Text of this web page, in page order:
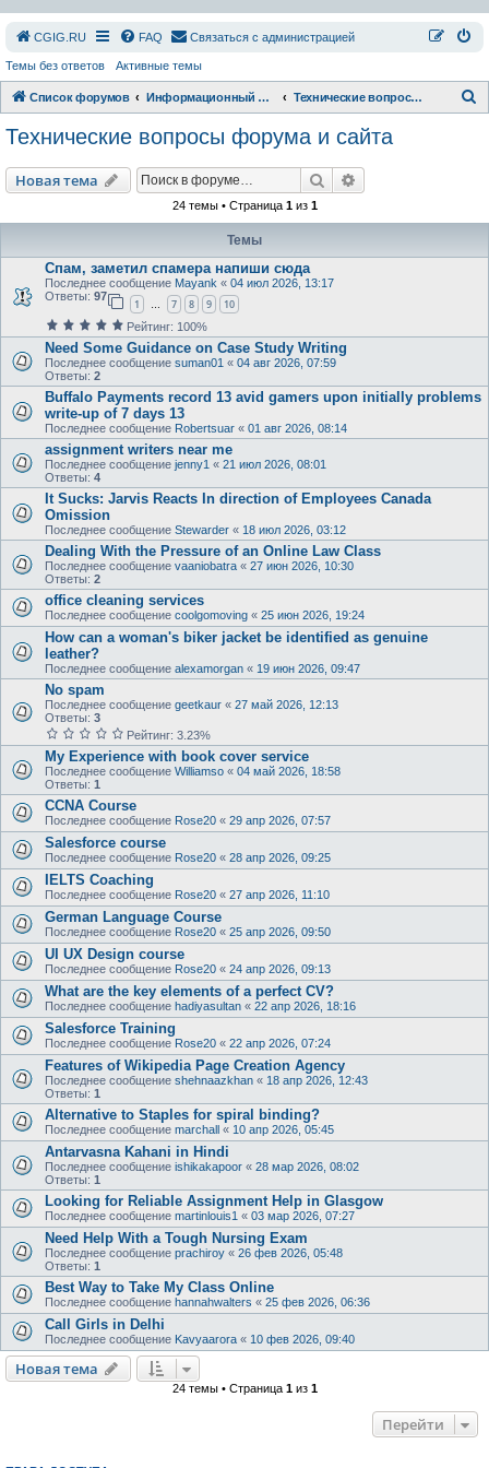
СGIG.RU FAQ Связаться с администрацией
Темы без ответов Активные темы
Список форумов Информационный раздел Технические вопросы форума и сайта
Технические вопросы форума и сайта
Новая тема Поиск
24 темы • Страница 1из 1
Темы
Спам, заметил спамера напиши сюда
Последнее сообщение Mayank « 04 июл 2026, 13:17
Ответы: 97
1 … 7 8 9 10
Рейтинг: 100%
Need Some Guidance on Case Study Writing
Последнее сообщение suman01 « 04 авг 2026, 07:59
Ответы: 2
Buffalo Payments record 13 avid gamers upon initially problems
write-up of 7 days 13
Последнее сообщение Robertsuar « 01 авг 2026, 08:14
assignment writers near me
Последнее сообщение jenny1 « 21 июл 2026, 08:01
Ответы: 4
It Sucks: Jarvis Reacts In direction of Employees Canada
Omission
Последнее сообщение Stewarder « 18 июл 2026, 03:12
Dealing With the Pressure of an Online Law Class
Последнее сообщение vaaniobatra « 27 июн 2026, 10:30
Ответы: 2
office cleaning services
Последнее сообщение coolgomoving « 25 июн 2026, 19:24
How can a woman's biker jacket be identified as genuine
leather?
Последнее сообщение alexamorgan « 19 июн 2026, 09:47
No spam
Последнее сообщение geetkaur « 27 май 2026, 12:13
Ответы: 3
Рейтинг: 3.23%
My Experience with book cover service
Последнее сообщение Williamso « 04 май 2026, 18:58
Ответы: 1
CCNA Course
Последнее сообщение Rose20 « 29 апр 2026, 07:57
Salesforce course
Последнее сообщение Rose20 « 28 апр 2026, 09:25
IELTS Coaching
Последнее сообщение Rose20 « 27 апр 2026, 11:10
German Language Course
Последнее сообщение Rose20 « 25 апр 2026, 09:50
UI UX Design course
Последнее сообщение Rose20 « 24 апр 2026, 09:13
What are the key elements of a perfect CV?
Последнее сообщение hadiyasultan « 22 апр 2026, 18:16
Salesforce Training
Последнее сообщение Rose20 « 22 апр 2026, 07:24
Features of Wikipedia Page Creation Agency
Последнее сообщение shehnaazkhan « 18 апр 2026, 12:43
Ответы: 1
Alternative to Staples for spiral binding?
Последнее сообщение marchall « 10 апр 2026, 05:45
Antarvasna Kahani in Hindi
Последнее сообщение ishikakapoor « 28 мар 2026, 08:02
Ответы: 1
Looking for Reliable Assignment Help in Glasgow
Последнее сообщение martinlouis1 « 03 мар 2026, 07:27
Need Help With a Tough Nursing Exam
Последнее сообщение prachiroy « 26 фев 2026, 05:48
Ответы: 1
Best Way to Take My Class Online
Последнее сообщение hannahwalters « 25 фев 2026, 06:36
Call Girls in Delhi
Последнее сообщение Kavyaarora « 10 фев 2026, 09:40
Новая тема
24 темы • Страница 1из 1
Перейти